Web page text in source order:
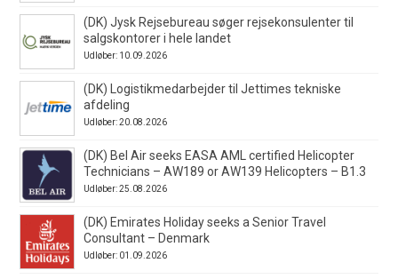
(DK) Jysk Rejsebureau søger rejsekonsulenter til
salgskontorer i hele landet
Udløber: 10.09.2026
(DK) Logistikmedarbejder til Jettimes tekniske
afdeling
Udløber: 20.08.2026
(DK) Bel Air seeks EASA AML certified Helicopter
Technicians – AW189 or AW139 Helicopters – B1.3
Udløber: 25.08.2026
(DK) Emirates Holiday seeks a Senior Travel
Consultant – Denmark
Udløber: 01.09.2026